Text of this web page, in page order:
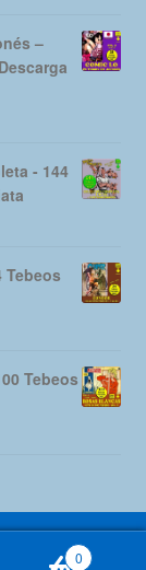
–
- 144
Tebeos
Tebeos
0